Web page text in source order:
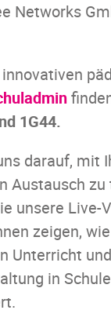
Networks
1G44.
darauf, mit
Austausch zu
unsere Live-
zeigen,
Unterricht
in